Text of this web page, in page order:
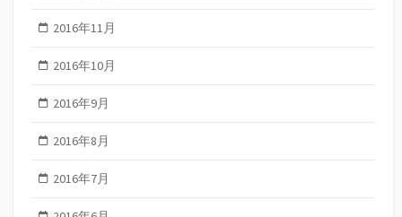
2016年11月
2016年10月
2016年9月
2016年8月
2016年7月